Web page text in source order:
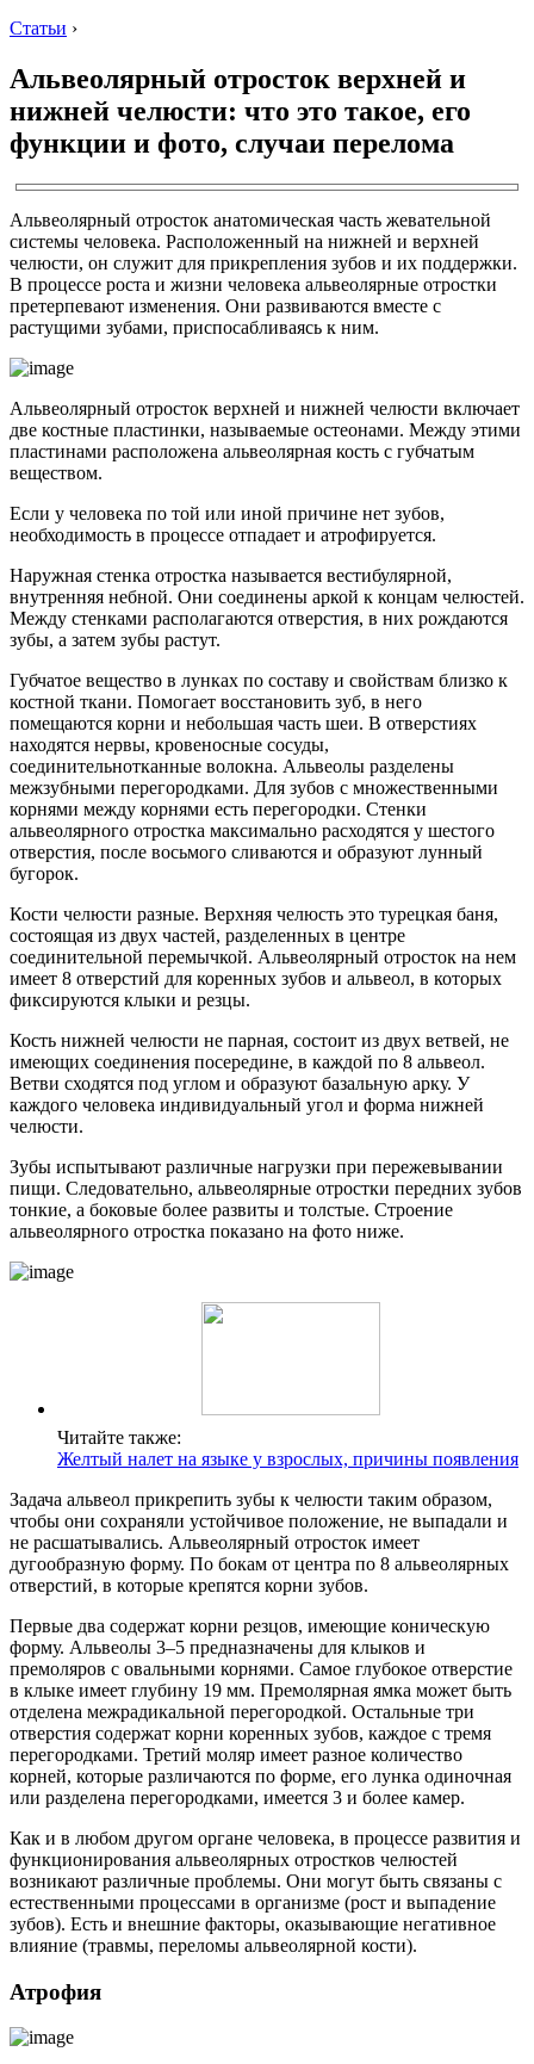
Статьи ›
Альвеолярный отросток верхней и
нижней челюсти: что это такое, его
функции и фото, случаи перелома
Альвеолярный отросток анатомическая часть жевательной
системы человека. Расположенный на нижней и верхней
челюсти, он служит для прикрепления зубов и их поддержки.
В процессе роста и жизни человека альвеолярные отростки
претерпевают изменения. Они развиваются вместе с
растущими зубами, приспосабливаясь к ним.
Альвеолярный отросток верхней и нижней челюсти включает
две костные пластинки, называемые остеонами. Между этими
пластинами расположена альвеолярная кость с губчатым
веществом.
Если у человека по той или иной причине нет зубов,
необходимость в процессе отпадает и атрофируется.
Наружная стенка отростка называется вестибулярной,
внутренняя небной. Они соединены аркой к концам челюстей.
Между стенками располагаются отверстия, в них рождаются
зубы, а затем зубы растут.
Губчатое вещество в лунках по составу и свойствам близко к
костной ткани. Помогает восстановить зуб, в него
помещаются корни и небольшая часть шеи. В отверстиях
находятся нервы, кровеносные сосуды,
соединительнотканные волокна. Альвеолы ​​разделены
межзубными перегородками. Для зубов с множественными
корнями между корнями есть перегородки. Стенки
альвеолярного отростка максимально расходятся у шестого
отверстия, после восьмого сливаются и образуют лунный
бугорок.
Кости челюсти разные. Верхняя челюсть это турецкая баня,
состоящая из двух частей, разделенных в центре
соединительной перемычкой. Альвеолярный отросток на нем
имеет 8 отверстий для коренных зубов и альвеол, в которых
фиксируются клыки и резцы.
Кость нижней челюсти не парная, состоит из двух ветвей, не
имеющих соединения посередине, в каждой по 8 альвеол.
Ветви сходятся под углом и образуют базальную арку. У
каждого человека индивидуальный угол и форма нижней
челюсти.
Зубы испытывают различные нагрузки при пережевывании
пищи. Следовательно, альвеолярные отростки передних зубов
тонкие, а боковые более развиты и толстые. Строение
альвеолярного отростка показано на фото ниже.
Читайте также:
Желтый налет на языке у взрослых, причины появления
Задача альвеол прикрепить зубы к челюсти таким образом,
чтобы они сохраняли устойчивое положение, не выпадали и
не расшатывались. Альвеолярный отросток имеет
дугообразную форму. По бокам от центра по 8 альвеолярных
отверстий, в которые крепятся корни зубов.
Первые два содержат корни резцов, имеющие коническую
форму. Альвеолы ​​3–5 предназначены для клыков и
премоляров с овальными корнями. Самое глубокое отверстие
в клыке имеет глубину 19 мм. Премолярная ямка может быть
отделена межрадикальной перегородкой. Остальные три
отверстия содержат корни коренных зубов, каждое с тремя
перегородками. Третий моляр имеет разное количество
корней, которые различаются по форме, его лунка одиночная
или разделена перегородками, имеется 3 и более камер.
Как и в любом другом органе человека, в процессе развития и
функционирования альвеолярных отростков челюстей
возникают различные проблемы. Они могут быть связаны с
естественными процессами в организме (рост и выпадение
зубов). Есть и внешние факторы, оказывающие негативное
влияние (травмы, переломы альвеолярной кости).
Атрофия